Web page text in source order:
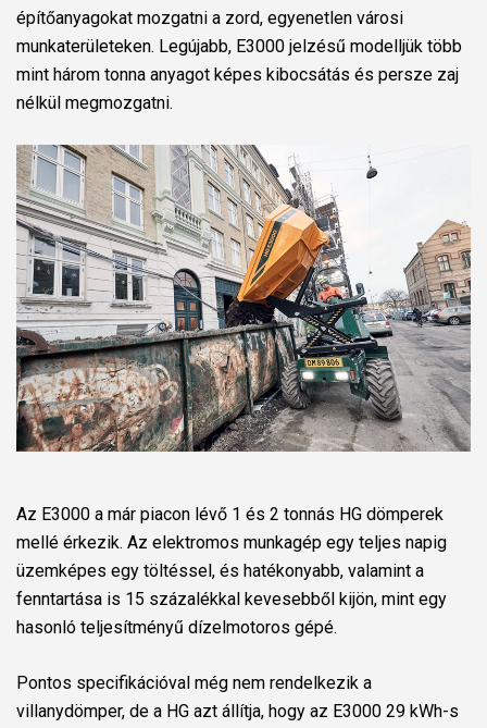
építőanyagokat mozgatni a zord, egyenetlen városi
munkaterületeken. Legújabb, E3000 jelzésű modelljük több
mint három tonna anyagot képes kibocsátás és persze zaj
nélkül megmozgatni.
Az E3000 a már piacon lévő 1 és 2 tonnás HG dömperek
mellé érkezik. Az elektromos munkagép egy teljes napig
üzemképes egy töltéssel, és hatékonyabb, valamint a
fenntartása is 15 százalékkal kevesebből kijön, mint egy
hasonló teljesítményű dízelmotoros gépé.
Pontos specifikációval még nem rendelkezik a
villanydömper, de a HG azt állítja, hogy az E3000 29 kWh-s